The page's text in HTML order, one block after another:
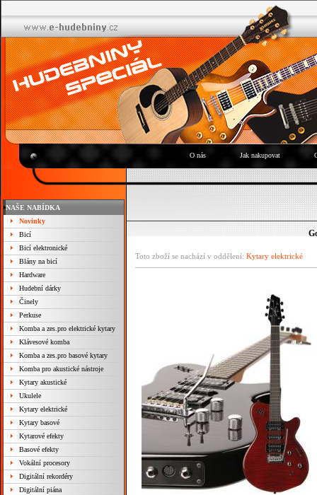
O nás Jak nakupovat
NAŠE NABÍDKA
Novinky
Bicí
Bicí elektronické
Blány na bicí
Hardware
Hudební dárky
Činely
Perkuse
Komba a zes.pro elektrické kytary
Klávesové komba
Komba a zes.pro basové kytary
Komba pro akustické nástroje
Kytary akustické
Ukulele
Kytary elektrické
Kytary basové
Kytarové efekty
Basové efekty
Vokální procesory
Digitální rekordéry
Digitální piána
Toto zboží se nachází v oddělení: Kytary elektrické